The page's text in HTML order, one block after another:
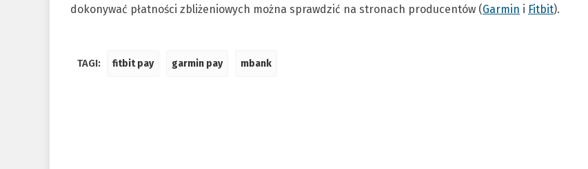
dokonywać płatności zbliżeniowych można sprawdzić na stronach producentów (Garmin i Fitbit).
TAGI: fitbit pay garmin pay mbank